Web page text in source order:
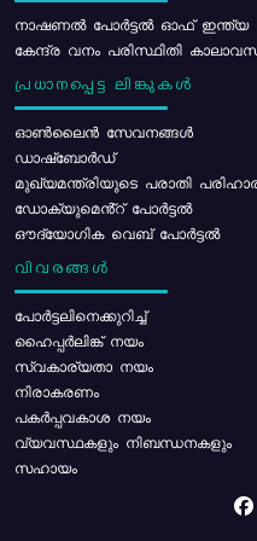
നാഷണൽ പോർട്ടൽ ഓഫ് ഇന്ത്യ
കേന്ദ്ര വനം പരിസ്ഥിതി
പ്രധാനപ്പെട്ട ലിങ്കുകൾ
ഓൺലൈൻ സേവനങ്ങൾ
ഡാഷ്ബോർഡ്
മുഖ്യമന്ത്രിയുടെ പരാതി
ഡോക്യുമെൻ്റ് പോർട്ടൽ
ഔദ്യോഗിക വെബ് പോർട്ടൽ
വിവരങ്ങൾ
പോര്‍ട്ടലിനെക്കുറിച്ച്
ഹൈപ്പർലിങ്ക് നയം
സ്വകാര്യതാ നയം
നിരാകരണം
പകർപ്പവകാശ നയം
വ്യവസ്ഥകളും നിബന്ധനകളും
സഹായം